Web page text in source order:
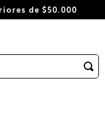
de $50.000